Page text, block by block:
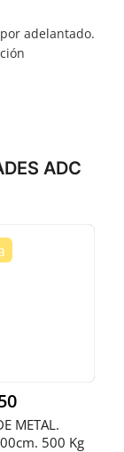
adelantado.
ADC
METAL.
500 Kg